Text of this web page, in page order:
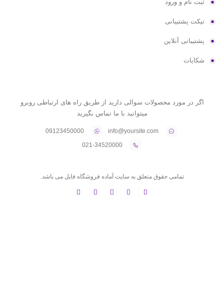
ثبت نام و ورود
تیکت پشتیبانی
پشتیبانی آنلاین
شکایات
اگر در مورد محصولات سوالی دارید از طریق راه های ارتباطی روبرو
میتوانید با ما تماس بگیرید
info@yoursite.com
09123450000
021-34520000
تمامی حقوق متعلق به سایت آماده فروشگاه فایل می باشد.